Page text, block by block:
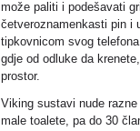
može paliti i podešavati
četveroznamenkasti pin i
tipkovnicom svog
gdje od odluke da
prostor.
Viking sustavi nude
male toalete, pa do 30